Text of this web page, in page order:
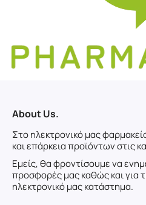
About Us.
Στο ηλεκτρονικό μας
και επάρκεια προϊόντων στις
Εμείς, θα φροντίσουμε να
προσφορές μας καθώς και για
ηλεκτρονικό μας κατάστημα.